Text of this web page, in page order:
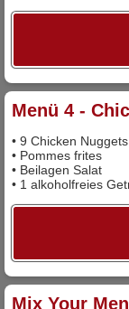
Menü 4 -
• 9 Chicken Nuggets
• Pommes frites
• Beilagen Salat
• 1 alkoholfreies
Mix Your